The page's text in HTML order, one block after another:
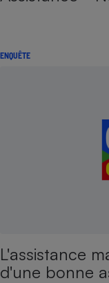
ENQUÊTE
L'assistance
d'une bonne